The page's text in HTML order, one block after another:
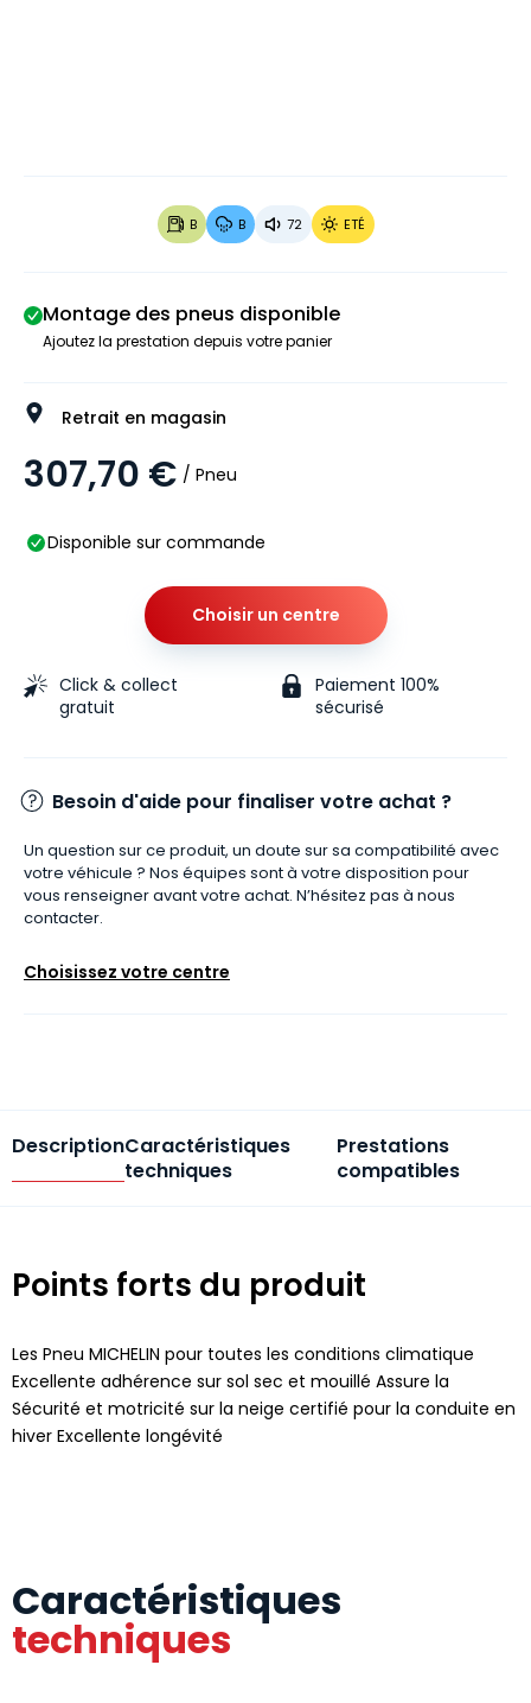
B B 72 ETÉ
Montage des pneus disponible
Ajoutez la prestation depuis votre panier
Retrait en magasin
307,70 € / Pneu
Disponible sur commande
Choisir un centre
Click & collect
gratuit
Paiement 100%
sécurisé
Besoin d'aide pour finaliser votre achat ?
Un question sur ce produit, un doute sur sa compatibilité avec
votre véhicule ? Nos équipes sont à votre disposition pour
vous renseigner avant votre achat. N’hésitez pas à nous
contacter.
Choisissez votre centre
DescriptionCaractéristiques
techniques
Prestations
compatibles
Points forts du produit
Les Pneu MICHELIN pour toutes les conditions climatique
Excellente adhérence sur sol sec et mouillé Assure la
Sécurité et motricité sur la neige certifié pour la conduite en
hiver Excellente longévité
Caractéristiques
techniques